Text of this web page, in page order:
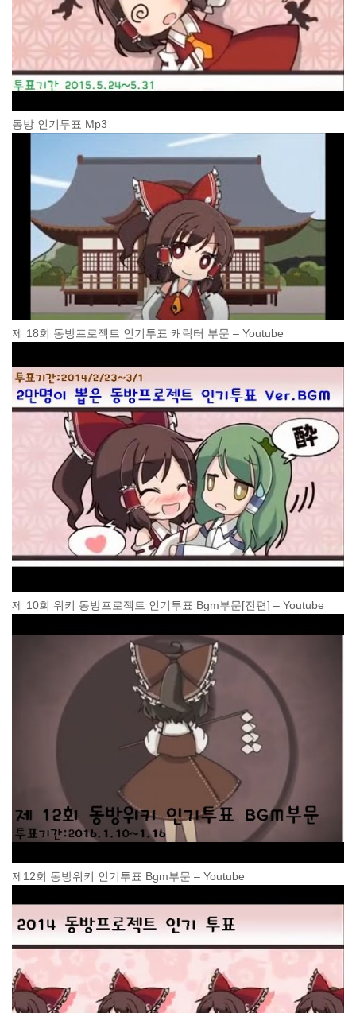
동방 인기투표 Mp3
제 18회 동방프로젝트 인기투표 캐릭터 부문 – Youtube
제 10회 위키 동방프로젝트 인기투표 Bgm부문[전편] – Youtube
제12회 동방위키 인기투표 Bgm부문 – Youtube